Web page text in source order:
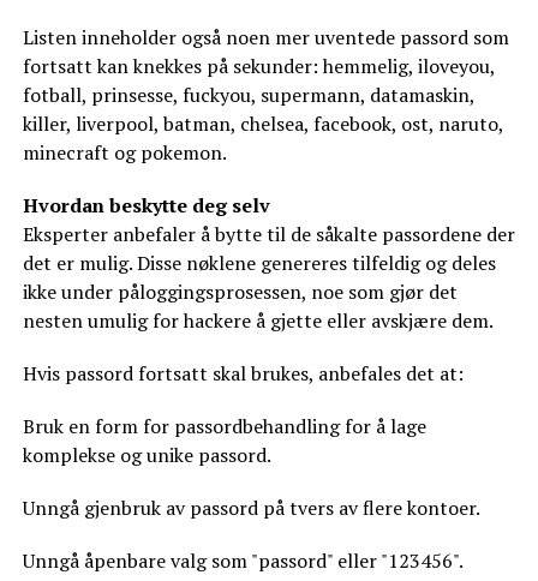
Listen inneholder også noen mer uventede passord som
fortsatt kan knekkes på sekunder: hemmelig, iloveyou,
fotball, prinsesse, fuckyou, supermann, datamaskin,
killer, liverpool, batman, chelsea, facebook, ost, naruto,
minecraft og pokemon.
Hvordan beskytte deg selv
Eksperter anbefaler å bytte til de såkalte passordene der
det er mulig. Disse nøklene genereres tilfeldig og deles
ikke under påloggingsprosessen, noe som gjør det
nesten umulig for hackere å gjette eller avskjære dem.
Hvis passord fortsatt skal brukes, anbefales det at:
Bruk en form for passordbehandling for å lage
komplekse og unike passord.
Unngå gjenbruk av passord på tvers av flere kontoer.
Unngå åpenbare valg som "passord" eller "123456".